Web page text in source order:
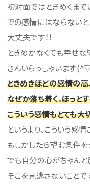
初対面ではときめくまで
での感情にはならないと
大丈夫です！！
ときめかなくても幸せ
さんいらっしゃいます
ときめきほどの感情の
なぜか落ち着く。ほっと
こういう感情もとても大
というより、こういう感
もしかしたら望む条件を
でも自分の心がちゃんと
そこを見逃さないことで